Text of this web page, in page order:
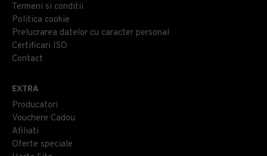
Termeni si conditii
Politica cookie
Prelucrarea datelor cu caracter personal
Certificari ISO
Contact
EXTRA
Producatori
Vouchere Cadou
Afiliati
Oferte speciale